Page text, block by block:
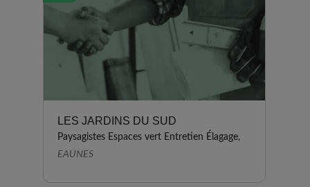
LES JARDINS DU SUD
Paysagistes Espaces vert Entretien Élagage,
EAUNES